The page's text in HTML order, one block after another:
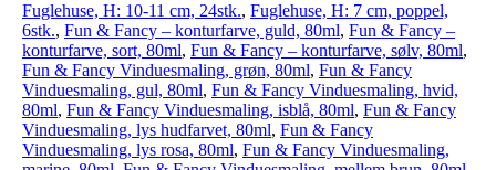
Fuglehuse, H: 10-11 cm, 24stk., Fuglehuse, H: 7 cm, poppel,
6stk., Fun & Fancy – konturfarve, guld, 80ml, Fun & Fancy –
konturfarve, sort, 80ml, Fun & Fancy – konturfarve, sølv, 80ml,
Fun & Fancy Vinduesmaling, grøn, 80ml, Fun & Fancy
Vinduesmaling, gul, 80ml, Fun & Fancy Vinduesmaling, hvid,
80ml, Fun & Fancy Vinduesmaling, isblå, 80ml, Fun & Fancy
Vinduesmaling, lys hudfarvet, 80ml, Fun & Fancy
Vinduesmaling, lys rosa, 80ml, Fun & Fancy Vinduesmaling,